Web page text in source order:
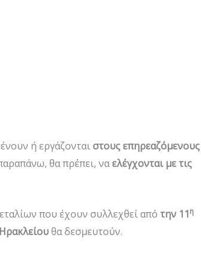
ή εργάζονταιστους επηρεαζόμενους
θα πρέπει, ναελέγχονται με τις
που έχουν συλλεχθεί από την 11η
θα δεσμευτούν.